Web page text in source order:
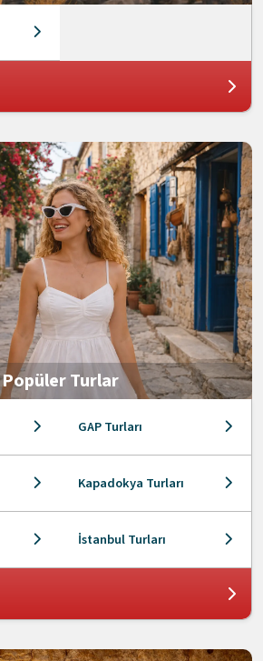
Popüler Turlar
GAP Turları
Kapadokya Turları
İstanbul Turları